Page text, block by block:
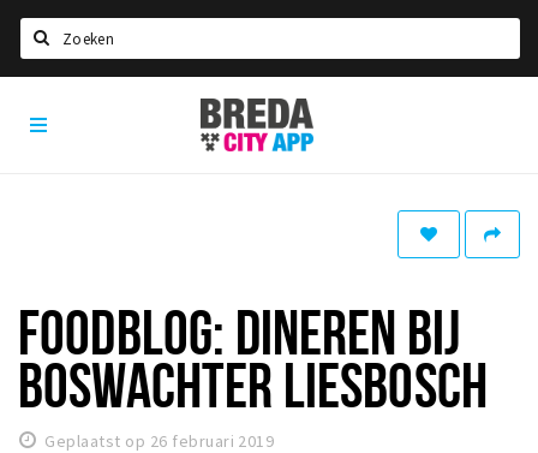
Home
Eten
Drinken
Slapen
Breda
City
App
FOODBLOG: DINEREN BIJ
BOSWACHTER LIESBOSCH
Geplaatst op 26 februari 2019